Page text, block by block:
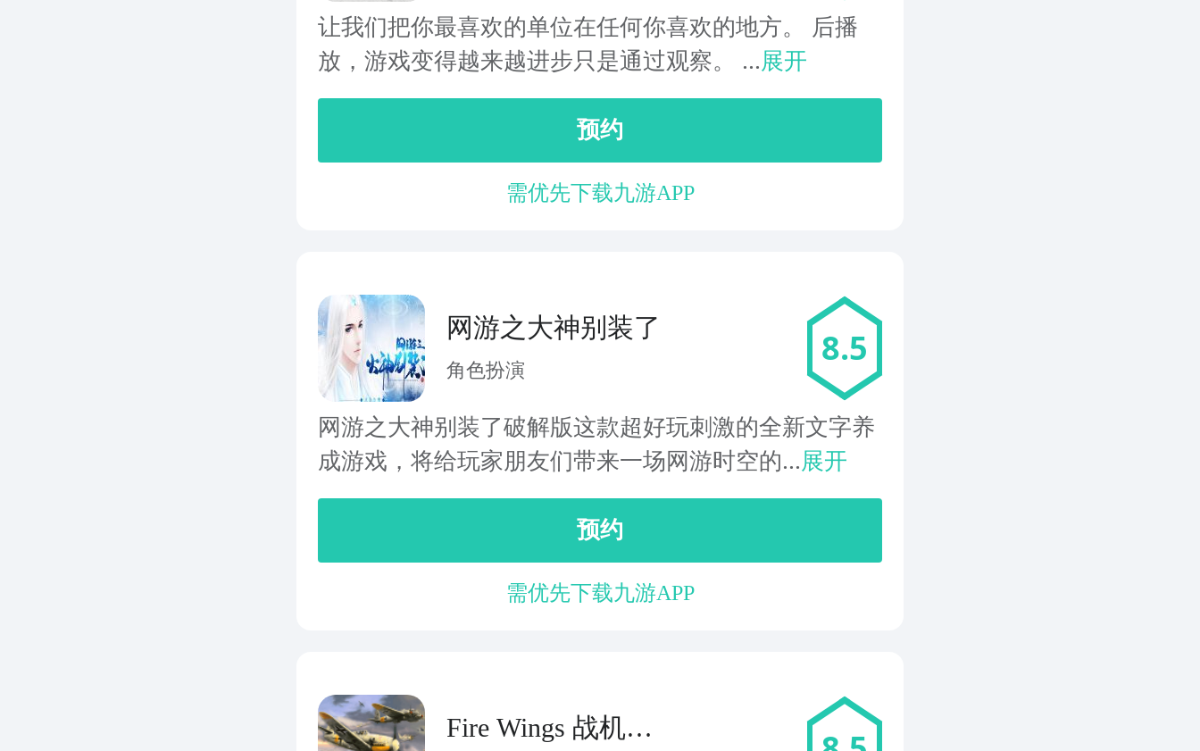
让我们把你最喜欢的单位在任何你喜欢的地方。 后播
放，游戏变得越来越进步只是通过观察。 ...展开
预约
需优先下载九游APP
网游之大神别装了
角色扮演
8.5
网游之大神别装了破解版这款超好玩刺激的全新文字养
成游戏，将给玩家朋友们带来一场网游时空的...展开
预约
需优先下载九游APP
Fire Wings 战机和